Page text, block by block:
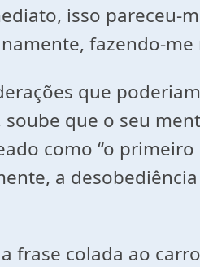
isso pareceu-
fazendo-
que
que o seu
como “o
a
colada ao